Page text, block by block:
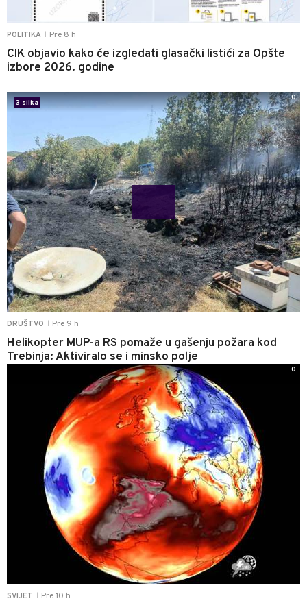
POLITIKA Pre 8 h
CIK objavio kako će izgledati glasački listići za Opšte
izbore 2026. godine
DRUŠTVO Pre 9 h
Helikopter MUP-a RS pomaže u gašenju požara kod
Trebinja: Aktiviralo se i minsko polje
3 slika
0
SVIJET Pre 10 h
0